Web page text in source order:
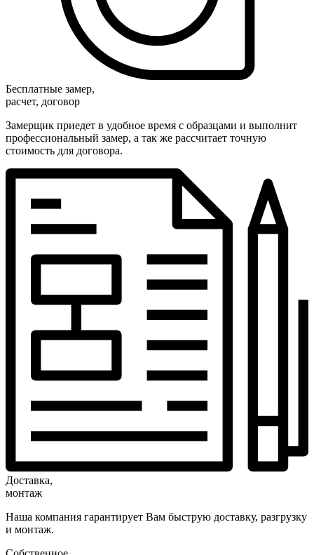
Бесплатные замер,
расчет, договор
Замерщик приедет в удобное время с образцами и выполнит
профессиональный замер, а так же рассчитает точную
стоимость для договора.
Доставка,
монтаж
Наша компания гарантирует Вам быструю доставку, разгрузку
и монтаж.